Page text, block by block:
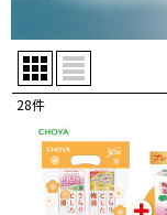
表示数
並び順:
28件